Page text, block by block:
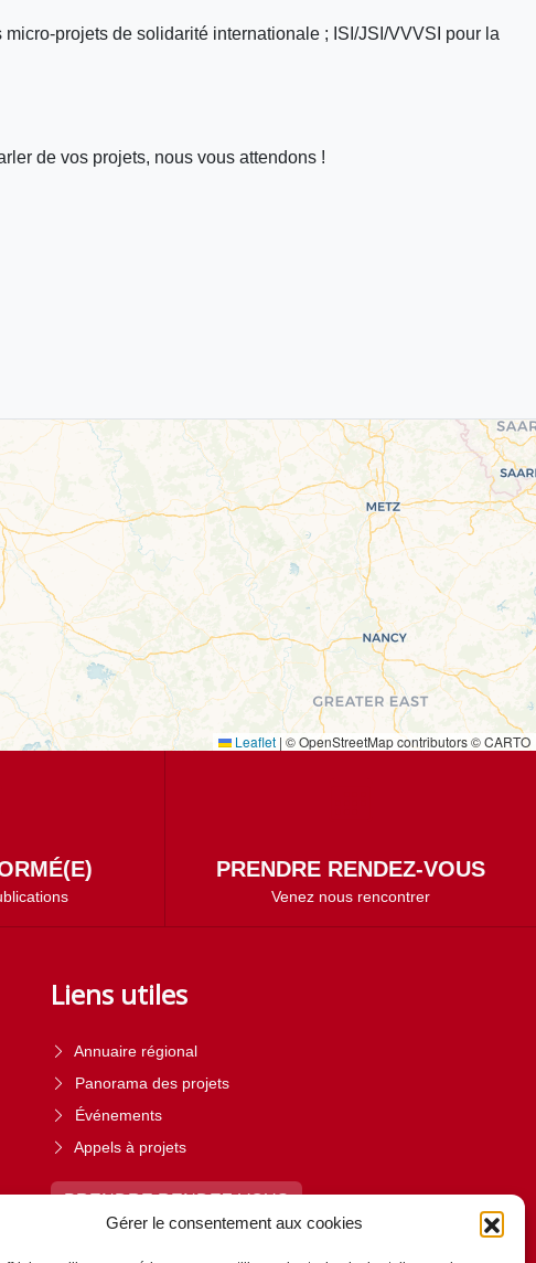
Gérer le consentement aux cookies
projets de solidarité internationale ; ISI/JSI/VVVSI pour la
de vos projets, nous vous attendons !
Leaflet | © OpenStreetMap contributors © CARTO
PRENDRE RENDEZ-VOUS
Venez nous rencontrer
Liens utiles
Annuaire régional
Panorama des projets
Événements
Appels à projets
PRENDRE RENDEZ-VOUS